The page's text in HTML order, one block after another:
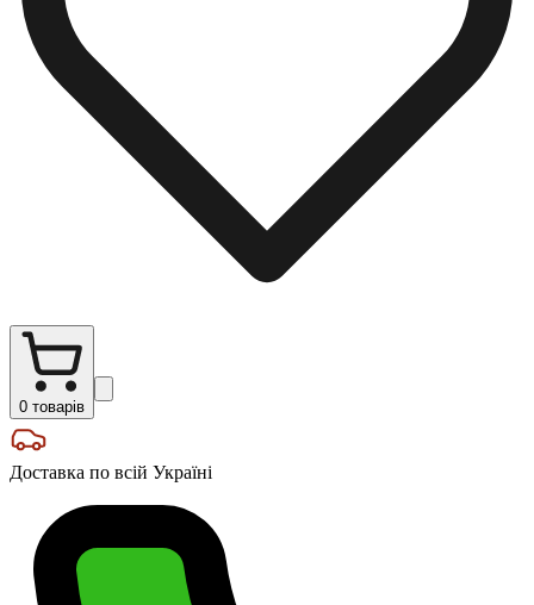
0 товарів
Доставка по всій Україні